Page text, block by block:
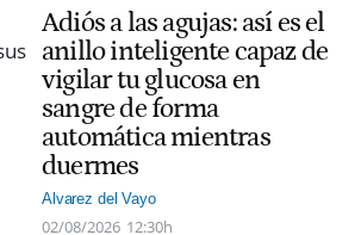
Adiós a las agujas: así es el
anillo inteligente capaz de
vigilar tu glucosa en
sangre de forma
automática mientras
duermes
Alvarez del Vayo
02/08/2026 12:30h